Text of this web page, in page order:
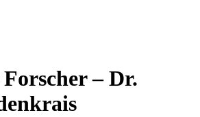
– Dr.